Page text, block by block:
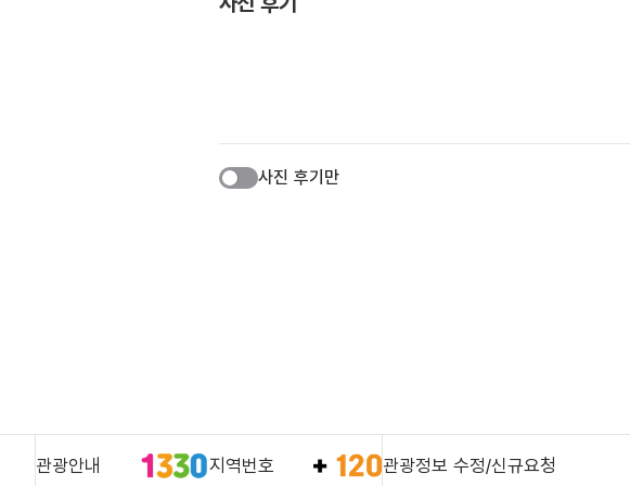
사진 후기만
관광안내 지역번호 관광정보 수정/신규요청